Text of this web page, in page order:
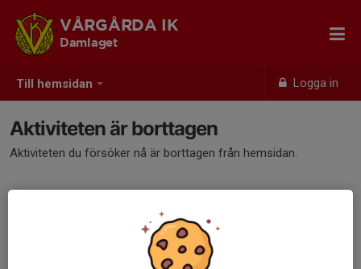
Till hemsidan Logga in
VÅRGÅRDA IK
Damlaget
Aktiviteten är borttagen
Aktiviteten du försöker nå är borttagen från hemsidan.